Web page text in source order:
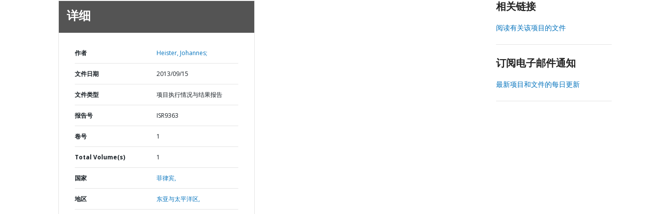
详细
作者 Heister, Johannes;
文件日期 2013/09/15
文件类型 项目执行情况与结果报告
报告号 ISR9363
卷号 1
Total Volume(s) 1
国家 菲律宾,
地区 东亚与太平洋区,
相关链接
阅读有关该项目的文件
订阅电子邮件通知
最新项目和文件的每日更新